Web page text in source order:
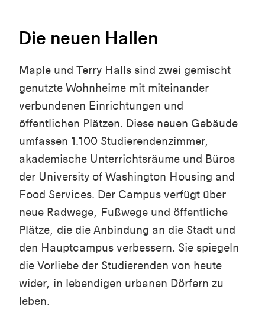
Die neuen Hallen
Maple und Terry Halls sind zwei gemischt
genutzte Wohnheime mit miteinander
verbundenen Einrichtungen und
öffentlichen Plätzen. Diese neuen Gebäude
umfassen 1.100 Studierendenzimmer,
akademische Unterrichtsräume und Büros
der University of Washington Housing and
Food Services. Der Campus verfügt über
neue Radwege, Fußwege und öffentliche
Plätze, die die Anbindung an die Stadt und
den Hauptcampus verbessern. Sie spiegeln
die Vorliebe der Studierenden von heute
wider, in lebendigen urbanen Dörfern zu
leben.